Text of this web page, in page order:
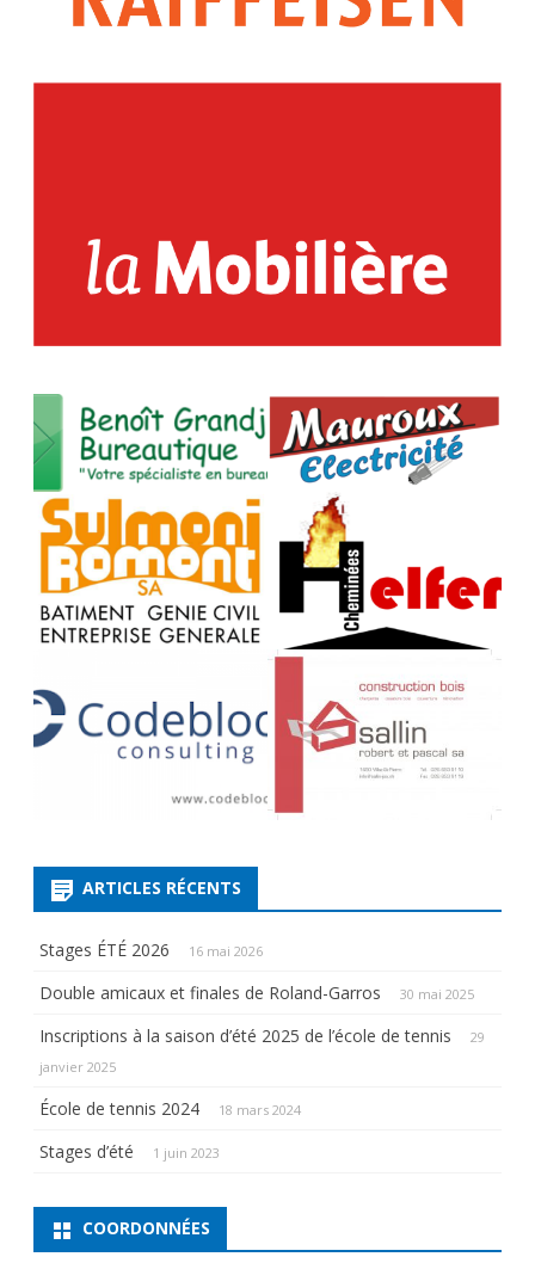
ARTICLES RÉCENTS
Stages ÉTÉ 2026 16 mai 2026
Double amicaux et finales de Roland-Garros 30 mai 2025
Inscriptions à la saison d’été 2025 de l’école de tennis
29
janvier 2025
École de tennis 2024 18 mars 2024
Stages d’été 1 juin 2023
COORDONNÉES